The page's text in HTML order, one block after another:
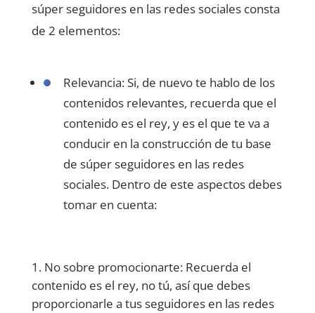
súper seguidores en las redes sociales consta
de 2 elementos:
Relevancia: Si, de nuevo te hablo de los
contenidos relevantes, recuerda que el
contenido es el rey, y es el que te va a
conducir en la construcción de tu base
de súper seguidores en las redes
sociales. Dentro de este aspectos debes
tomar en cuenta:
No sobre promocionarte: Recuerda el
contenido es el rey, no tú, así que debes
proporcionarle a tus seguidores en las redes